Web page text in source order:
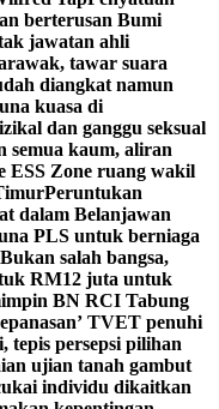
berterusan Bumi
jawatan ahli
tawar suara
diangkat namun
kuasa di
dan ganggu seksual
kaum, aliran
ESS Zone ruang wakil
Peruntukan
dalam Belanjawan
PLS untuk berniaga
Bukan salah bangsa,
RM12 juta untuk
BN RCI Tabung
TVET penuhi
tepis persepsi pilihan
ujian tanah gambut
individu dikaitkan